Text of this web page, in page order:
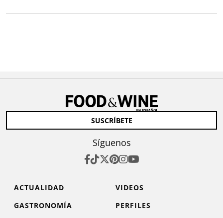
SUSCRÍBETE
Síguenos
ACTUALIDAD
VIDEOS
GASTRONOMÍA
PERFILES